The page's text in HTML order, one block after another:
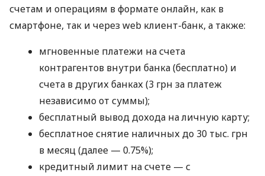
счетам и операциям в формате онлайн, как в
смартфоне, так и через web клиент-банк, а также:
мгновенные платежи на счета
контрагентов внутри банка (бесплатно) и
счета в других банках (3 грн за платеж
независимо от суммы);
бесплатный вывод дохода на личную карту;
бесплатное снятие наличных до 30 тыс. грн
в месяц (далее — 0.75%);
кредитный лимит на счете — с